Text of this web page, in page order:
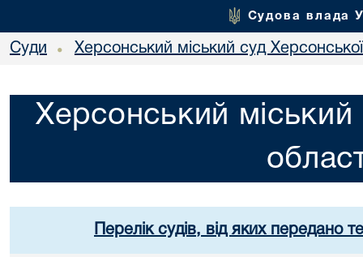
Судова влада
Суди • Херсонський міський суд Херсонської
Херсонський міський
Перелік судів, від яких передано